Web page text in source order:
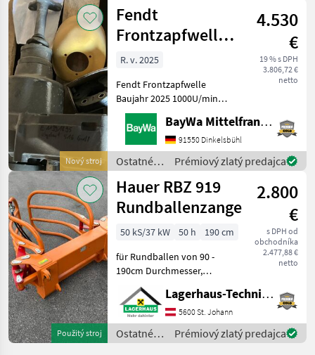
traktorové
komponenty
/ Sonstige
Nový stroj
Fendt
Frontzapfwelle
1000U/min
passend 500er
Vario
4.530
€
19 % s DPH
3.806,72 €
netto
R. v. 2025
Fendt Frontzapfwelle
Baujahr 2025 1000U/min
Wurde aus neuem
Schlepper ausgebaut .
Ostatné traktorové
komponenty Ostatné
silovo strojové
komponenty
BayWa Mittelfranken
91550 Dinkelsbühl
Ostatné
traktorové
komponenty
/ Fendt
Prémiový zlatý predajca
Použitý stroj
Hauer RBZ 919
Rundballenzange
2.800
€
s DPH od
obchodníka
2.477,88 €
netto
50 kS/37 kW 50 h
190 cm
für Rundballen von 90 -
190cm Durchmesser,
Gewicht: 237kg,
Euroaufnahme, guter
Zustand Kaufpreis inkl. 13%
Mwst. Wir bitten telefonisch
oder per Mail Ihren Besuch
Lagerhaus-Technik St. Johann
5600 St. Johann
Ostatné
traktorové
Prémiový zlatý predajca